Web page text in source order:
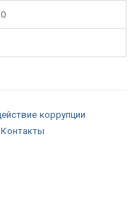
коррупции
Контакты